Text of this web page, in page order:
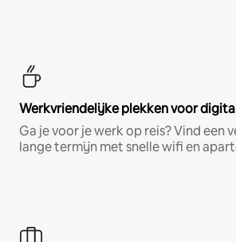
Werkvriendelijke plekken voor
Ga je voor je werk op reis? Vind een
lange termijn met snelle wifi en